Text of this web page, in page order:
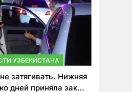
УЗБЕКИСТАНА
затягивать. Нижняя
дней приняла закон